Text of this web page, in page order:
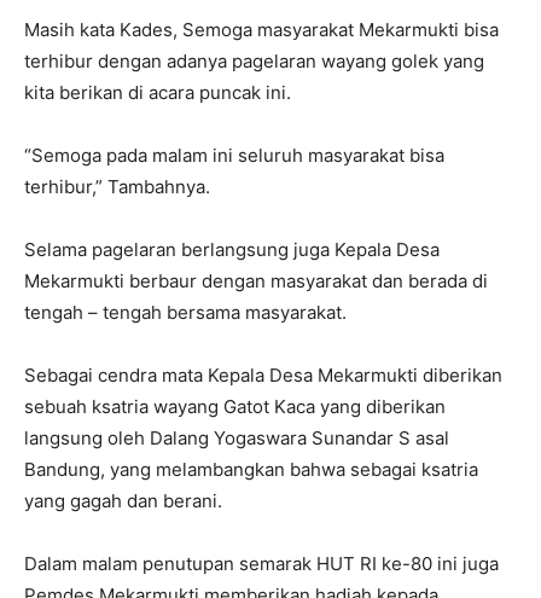
Masih kata Kades, Semoga masyarakat Mekarmukti bisa
terhibur dengan adanya pagelaran wayang golek yang
kita berikan di acara puncak ini.
“Semoga pada malam ini seluruh masyarakat bisa
terhibur,” Tambahnya.
Selama pagelaran berlangsung juga Kepala Desa
Mekarmukti berbaur dengan masyarakat dan berada di
tengah – tengah bersama masyarakat.
Sebagai cendra mata Kepala Desa Mekarmukti diberikan
sebuah ksatria wayang Gatot Kaca yang diberikan
langsung oleh Dalang Yogaswara Sunandar S asal
Bandung, yang melambangkan bahwa sebagai ksatria
yang gagah dan berani.
Dalam malam penutupan semarak HUT RI ke-80 ini juga